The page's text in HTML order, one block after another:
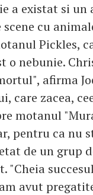
a existat si
cu
Pickles,
o nebunie.
afirma
care zacea,
motanul
pentru ca nu
de un grup
avut